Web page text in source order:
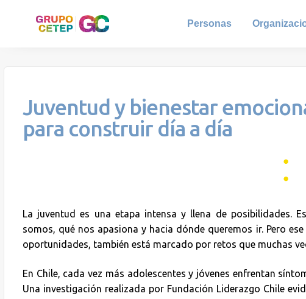
Personas
Juventud y bienestar
para construir día a día
La juventud es una etapa intensa y llena de posibilidades.
somos, qué nos apasiona y hacia dónde queremos ir. Pero
oportunidades, también está marcado por retos que muchas
En Chile, cada vez más adolescentes y jóvenes enfrentan
Una investigación realizada por Fundación Liderazgo Chile